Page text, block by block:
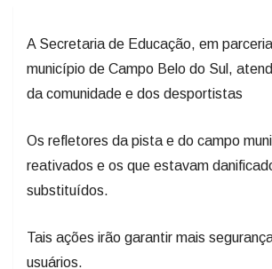
A Secretaria de Educação, em
município de Campo Belo do Sul,
da comunidade e dos desportistas
Os refletores da pista e do campo
reativados e os que estavam
substituídos.
Tais ações irão garantir mais
usuários.